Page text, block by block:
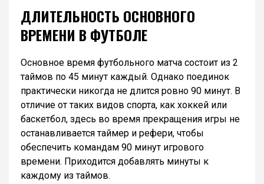
ДЛИТЕЛЬНОСТЬ ОСНОВНОГО
ВРЕМЕНИ В ФУТБОЛЕ
Основное время футбольного матча состоит из 2
таймов по 45 минут каждый. Однако поединок
практически никогда не длится ровно 90 минут. В
отличие от таких видов спорта, как хоккей или
баскетбол, здесь во время прекращения игры не
останавливается таймер и рефери, чтобы
обеспечить командам 90 минут игрового
времени. Приходится добавлять минуты к
каждому из таймов.